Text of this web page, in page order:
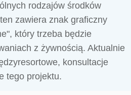
rodzajów środków
zawiera znak graficzny
który trzeba będzie
z żywnością. Aktualnie
konsultacje
tego projektu.